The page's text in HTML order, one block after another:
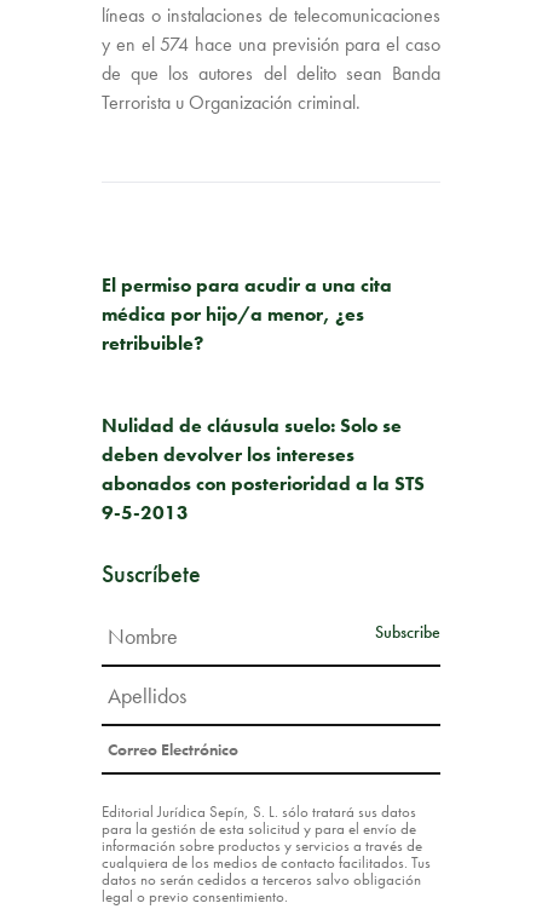
líneas o instalaciones de telecomunicaciones
y en el 574 hace una previsión para el caso
de que los autores del delito sean Banda
Terrorista u Organización criminal.
El permiso para acudir a una cita
médica por hijo/a menor, ¿es
retribuible?
Nulidad de cláusula suelo: Solo se
deben devolver los intereses
abonados con posterioridad a la STS
9-5-2013
Suscríbete
Editorial Jurídica Sepín, S. L. sólo tratará sus datos
para la gestión de esta solicitud y para el envío de
información sobre productos y servicios a través de
cualquiera de los medios de contacto facilitados. Tus
datos no serán cedidos a terceros salvo obligación
legal o previo consentimiento.